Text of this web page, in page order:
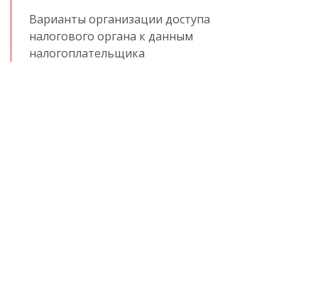
Варианты организации доступа
налогового органа к данным
налогоплательщика